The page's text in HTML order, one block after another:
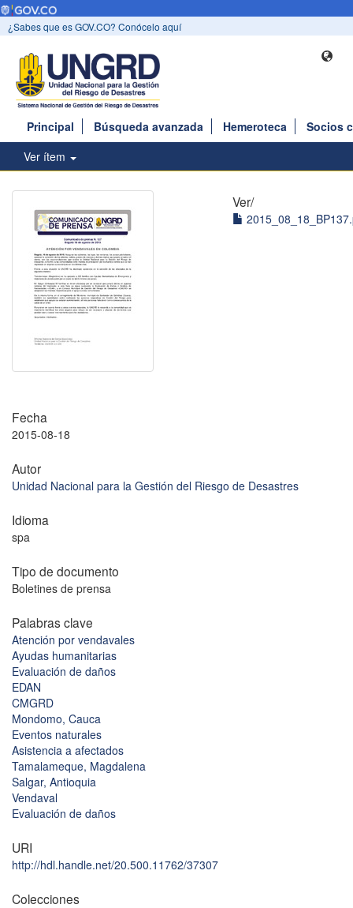
¿Sabes que es GOV.CO? Conócelo aquí
Principal Búsqueda avanzada Hemeroteca
Socios
Ver ítem
Ver/
Fecha
2015-08-18
Autor
Unidad Nacional para la Gestión del Riesgo de Desastres
Idioma
spa
Tipo de documento
Boletines de prensa
Palabras clave
Atención por vendavales
Ayudas humanitarias
Evaluación de daños
EDAN
CMGRD
Mondomo, Cauca
Eventos naturales
Asistencia a afectados
Tamalameque, Magdalena
Salgar, Antioquia
Vendaval
Evaluación de daños
URI
http://hdl.handle.net/20.500.11762/37307
Colecciones